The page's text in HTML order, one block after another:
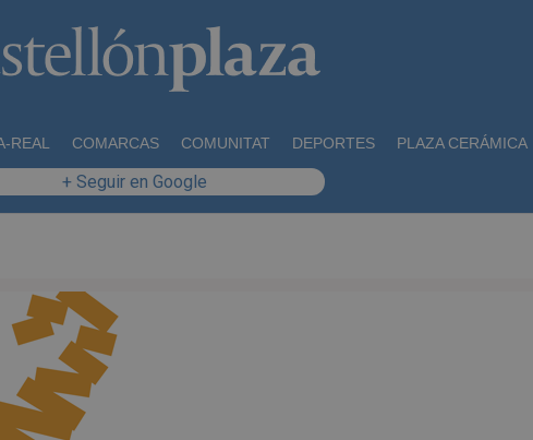
REAL COMARCAS COMUNITAT DEPORTES PLAZA CERÁMICA
+ Seguir en Google